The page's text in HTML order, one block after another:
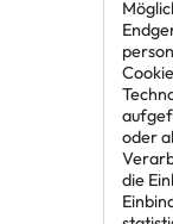
oder
die